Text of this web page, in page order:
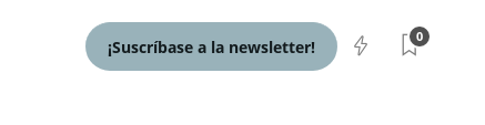
¡Suscríbase a la newsletter!
0